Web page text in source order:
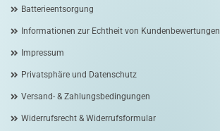
Batterieentsorgung
Informationen zur Echtheit von Kundenbewertungen
Impressum
Privatsphäre und Datenschutz
Versand- & Zahlungsbedingungen
Widerrufsrecht & Widerrufsformular